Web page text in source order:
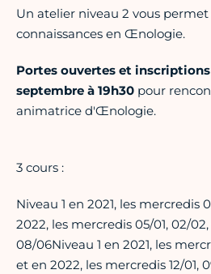
Un atelier niveau 2 vous
connaissances en Œnologie.
Portes ouvertes et
septembre à 19h30 pour
animatrice d'Œnologie.
3 cours :
Niveau 1 en 2021, les mercredis
2022, les mercredis 05/01, 02/
08/06Niveau 1 en 2021, les
et en 2022, les mercredis 12/01,